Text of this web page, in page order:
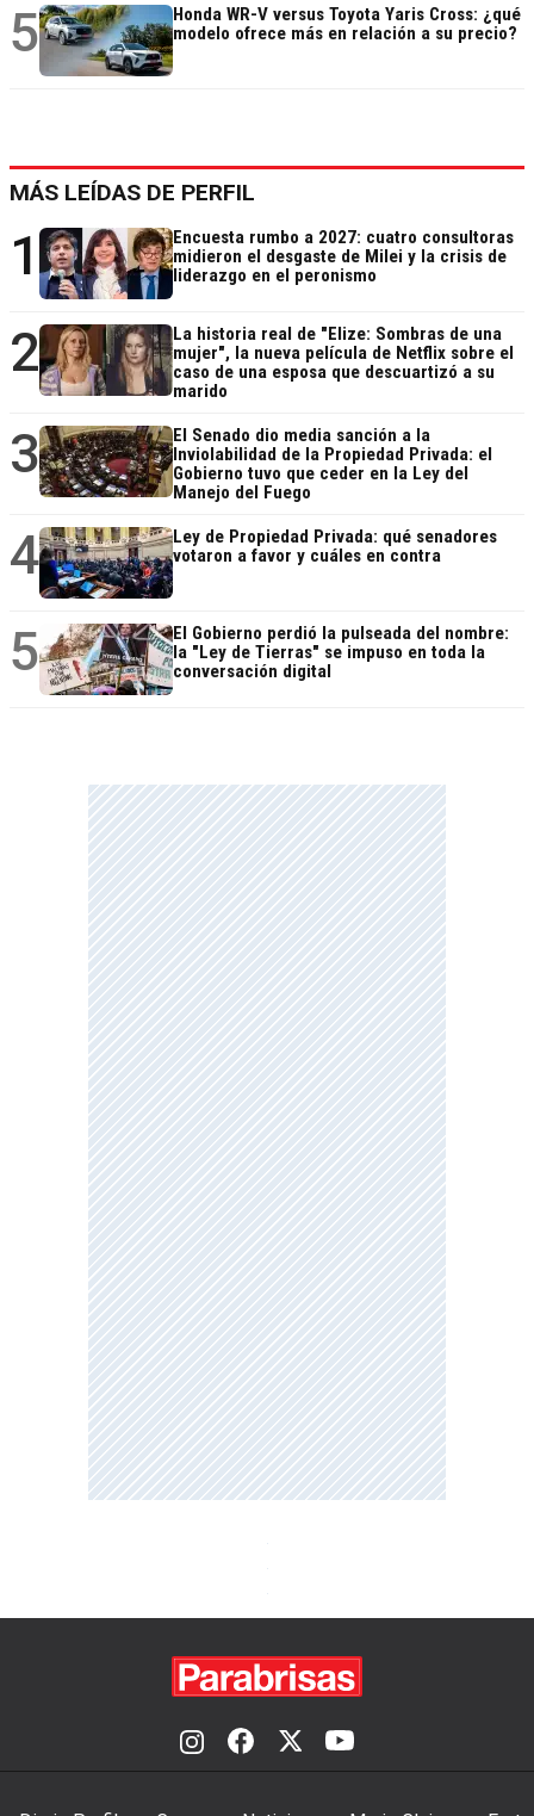
5
Honda WR-V versus Toyota Yaris Cross: ¿qué
modelo ofrece más en relación a su precio?
MÁS LEÍDAS DE PERFIL
1
Encuesta rumbo a 2027: cuatro consultoras
midieron el desgaste de Milei y la crisis de
liderazgo en el peronismo
2
La historia real de "Elize: Sombras de una
mujer", la nueva película de Netflix sobre el
caso de una esposa que descuartizó a su
marido
3
El Senado dio media sanción a la
Inviolabilidad de la Propiedad Privada: el
Gobierno tuvo que ceder en la Ley del
Manejo del Fuego
4
Ley de Propiedad Privada: qué senadores
votaron a favor y cuáles en contra
5
El Gobierno perdió la pulseada del nombre:
la "Ley de Tierras" se impuso en toda la
conversación digital